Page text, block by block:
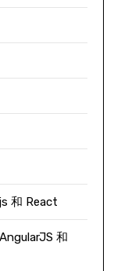
和 React
和